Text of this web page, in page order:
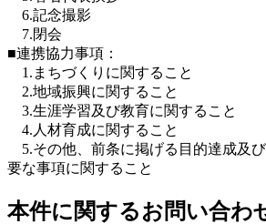
6.記念撮影
7.閉会
■連携協力事項：
1.まちづくりに関すること
2.地域振興に関すること
3.生涯学習及び教育に関すること
4.人材育成に関すること
5.その他、前条に掲げる目的達成及
要な事項に関すること
本件に関するお問い合わ